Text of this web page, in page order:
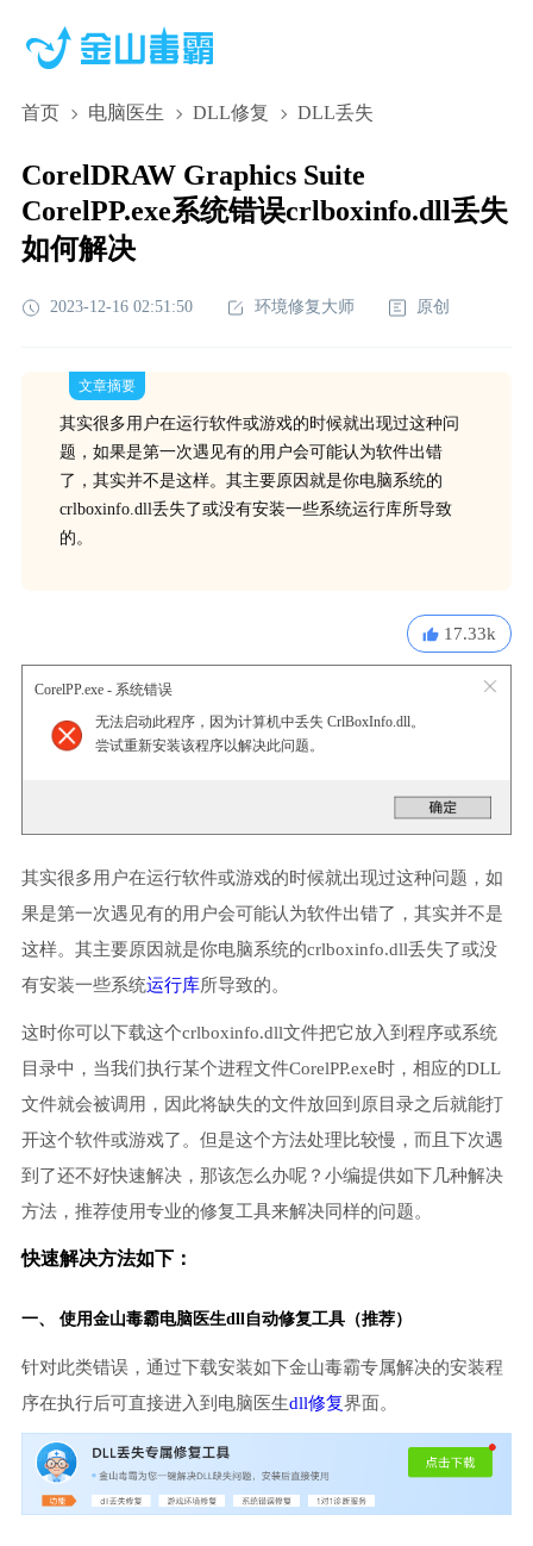
首页 电脑医生 DLL修复 DLL丢失
CorelDRAW Graphics Suite
CorelPP.exe系统错误crlboxinfo.dll丢失
如何解决
2023-12-16 02:51:50 环境修复大师 原创
文章摘要
其实很多用户在运行软件或游戏的时候就出现过这种问
题，如果是第一次遇见有的用户会可能认为软件出错
了，其实并不是这样。其主要原因就是你电脑系统的
crlboxinfo.dll丢失了或没有安装一些系统运行库所导致
的。
17.33k
CorelPP.exe - 系统错误
无法启动此程序，因为计算机中丢失 CrlBoxInfo.dll。
尝试重新安装该程序以解决此问题。
其实很多用户在运行软件或游戏的时候就出现过这种问题，如
果是第一次遇见有的用户会可能认为软件出错了，其实并不是
这样。其主要原因就是你电脑系统的crlboxinfo.dll丢失了或没
有安装一些系统运行库所导致的。
这时你可以下载这个crlboxinfo.dll文件把它放入到程序或系统
目录中，当我们执行某个进程文件CorelPP.exe时，相应的DLL
文件就会被调用，因此将缺失的文件放回到原目录之后就能打
开这个软件或游戏了。但是这个方法处理比较慢，而且下次遇
到了还不好快速解决，那该怎么办呢？小编提供如下几种解决
方法，推荐使用专业的修复工具来解决同样的问题。
快速解决方法如下：
一、 使用金山毒霸电脑医生dll自动修复工具（推荐）
针对此类错误，通过下载安装如下金山毒霸专属解决的安装程
序在执行后可直接进入到电脑医生dll修复界面。